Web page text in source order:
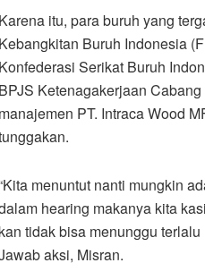
Karena itu, para buruh yang
Kebangkitan Buruh Indonesia
Konfederasi Serikat Buruh
BPJS Ketenagakerjaan
manajemen PT. Intraca Wood
menuntut nanti mungkin
hearing makanya kita
kan tidak bisa menunggu terlalu
aksi, Misran.